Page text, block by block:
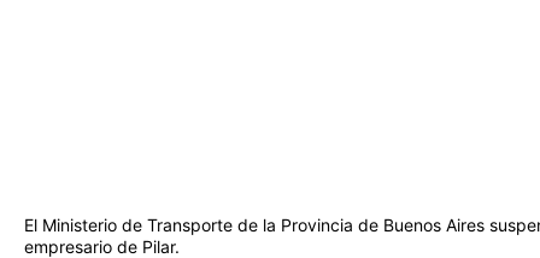
El Ministerio de Transporte de la Provincia de Buenos Aires
empresario de Pilar.